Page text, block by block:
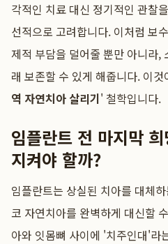
각적인 치료 대신 정기적인 관찰
선적으로 고려합니다. 이처럼 보
제적 부담을 덜어줄 뿐만 아니라,
래 보존할 수 있게 해줍니다. 이
역 자연치아 살리기' 철학입니다.
임플란트 전 마지막
지켜야 할까?
임플란트는 상실된 치아를 대체
코 자연치아를 완벽하게 대신할
아와 잇몸뼈 사이에 '치주인대'라